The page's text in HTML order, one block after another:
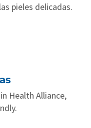
pieles delicadas.
Health Alliance,